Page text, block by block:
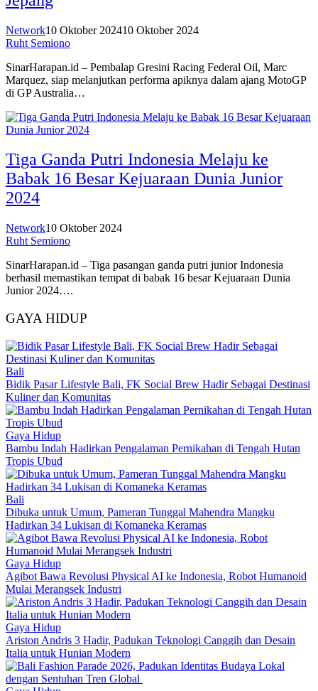
Network10 Oktober 202410 Oktober 2024
Ruht Semiono
SinarHarapan.id – Pembalap Gresini Racing Federal Oil, Marc
Marquez, siap melanjutkan performa apiknya dalam ajang MotoGP
di GP Australia…
Tiga Ganda Putri Indonesia Melaju ke
Babak 16 Besar Kejuaraan Dunia Junior
2024
Network10 Oktober 2024
Ruht Semiono
SinarHarapan.id – Tiga pasangan ganda putri junior Indonesia
berhasil memastikan tempat di babak 16 besar Kejuaraan Dunia
Junior 2024….
GAYA HIDUP
Bali
Bidik Pasar Lifestyle Bali, FK Social Brew Hadir Sebagai Destinasi
Kuliner dan Komunitas
Gaya Hidup
Bambu Indah Hadirkan Pengalaman Pernikahan di Tengah Hutan
Tropis Ubud
Bali
Dibuka untuk Umum, Pameran Tunggal Mahendra Mangku
Hadirkan 34 Lukisan di Komaneka Keramas
Gaya Hidup
Agibot Bawa Revolusi Physical AI ke Indonesia, Robot Humanoid
Mulai Merangsek Industri
Gaya Hidup
Ariston Andris 3 Hadir, Padukan Teknologi Canggih dan Desain
Italia untuk Hunian Modern